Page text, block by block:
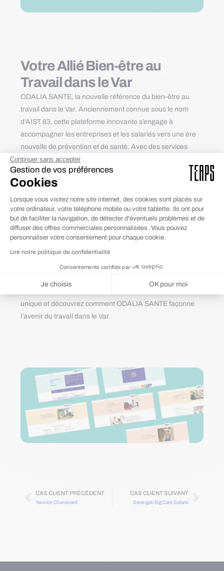
Continuer sans accepter
Gestion de vos préférences
Cookies
Lorsque vous visitez notre site internet, des cookies sont placés sur
votre ordinateur, votre téléphone mobile ou votre tablette. Ils ont pour
but de faciliter la navigation, de détecter d'éventuels problèmes et de
diffuser des offres commerciales personnalisées. Vous pouvez
personnaliser votre consentement pour chaque cookie.
Lire notre politique de confidentialité
Consentements certifiés par
Je choisis OK pour moi
Axeptio consent
Plateforme de Gestion du Consentement : Personnalisez vos Options
Notre plateforme vous permet d'adapter et de gérer vos paramètres
Votre Allié Bien-être au
Travail dans le Var
ODALIA SANTE, la nouvelle référence du bien-être au
travail dans le Var. Anciennement connue sous le nom
d’AIST 83, cette plateforme innovante s’engage à
accompagner les entreprises et les salariés vers une ère
nouvelle de prévention et de santé. Avec des services
dédiés, tels que la prévention des risques, le suivi de
santé, le maintien en emploi et la santé des dirigeants,
ODALIA SANTE simplifie l’accès aux soins grâce à une
interface conviviale.
Redéfinissant les normes de la santé au travail, cette
plateforme novatrice s’engage à cultiver un environnement
professionnel épanouissant. En mettant l’accent sur la
prévention des risques et le suivi de santé, ODALIA
SANTE va au-delà des attentes, offrant des solutions sur
unique et découvrez comment ODALIA SANTE façonne
l’avenir du travail dans le Var.
CAS CLIENT PRÉCÉDENT
Yannick Chenevard
CAS CLIENT SUIVANT
Serengeti Big Cats Safaris